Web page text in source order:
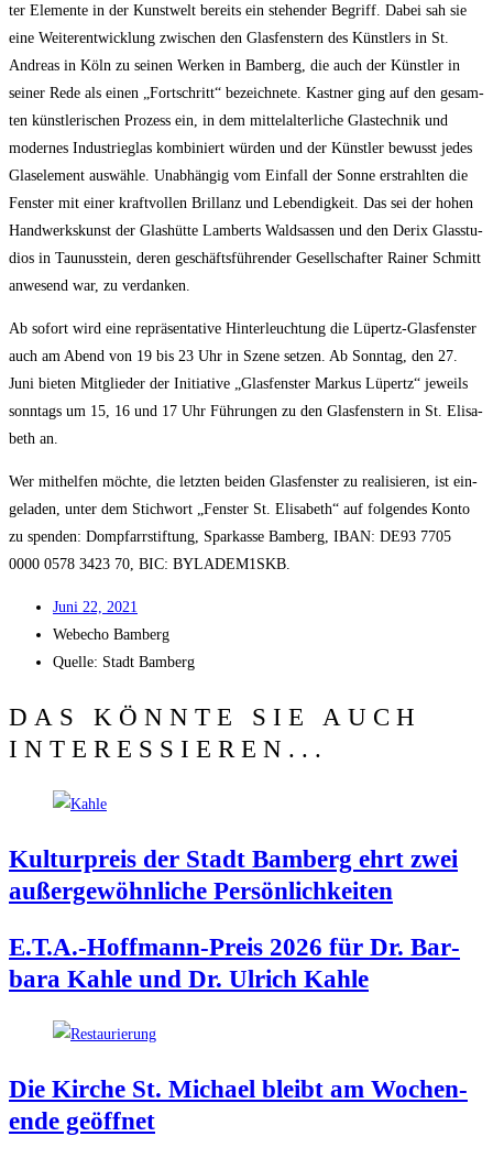
ter Ele­men­te in der Kunst­welt bereits ein ste­hen­der Begriff. Dabei sah sie
eine Wei­ter­ent­wick­lung zwi­schen den Glas­fens­tern des Künst­lers in St.
Andre­as in Köln zu sei­nen Wer­ken in Bam­berg, die auch der Künst­ler in
sei­ner Rede als einen „Fort­schritt“ bezeich­ne­te. Kast­ner ging auf den gesam­
ten künst­le­ri­schen Pro­zess ein, in dem mit­tel­al­ter­li­che Glas­tech­nik und
moder­nes Indus­trie­glas kom­bi­niert wür­den und der Künst­ler bewusst jedes
Glas­ele­ment aus­wäh­le. Unab­hän­gig vom Ein­fall der Son­ne erstrahl­ten die
Fens­ter mit einer kraft­vol­len Bril­lanz und Leben­dig­keit. Das sei der hohen
Hand­werks­kunst der Glas­hüt­te Lam­berts Wald­sas­sen und den Derix Glas­stu­
di­os in Tau­nus­stein, deren geschäfts­füh­ren­der Gesell­schaf­ter Rai­ner Schmitt
anwe­send war, zu verdanken.
Ab sofort wird eine reprä­sen­ta­ti­ve Hin­ter­leuch­tung die Lüpertz-Glas­fens­ter
auch am Abend von 19 bis 23 Uhr in Sze­ne set­zen. Ab Sonn­tag, den 27.
Juni bie­ten Mit­glie­der der Initia­ti­ve „Glas­fens­ter Mar­kus Lüpertz“ jeweils
sonn­tags um 15, 16 und 17 Uhr Füh­run­gen zu den Glas­fens­tern in St. Eli­sa­
beth an.
Wer mit­hel­fen möch­te, die letz­ten bei­den Glas­fens­ter zu rea­li­sie­ren, ist ein­
ge­la­den, unter dem Stich­wort „Fens­ter St. Eli­sa­beth“ auf fol­gen­des Kon­to
zu spen­den: Dom­pfarr­stif­tung, Spar­kas­se Bam­berg, IBAN: DE93 7705
0000 0578 3423 70, BIC: BYLADEM1SKB.
Juni 22, 2021
Web­echo Bamberg
Quel­le: Stadt Bamberg
DAS KÖNNTE SIE AUCH
INTERESSIEREN...
Kul­tur­preis der Stadt Bam­berg ehrt zwei
außer­ge­wöhn­li­che Persönlichkeiten
E.T.A.-Hoffmann-Preis 2026 für Dr. Bar­
ba­ra Kah­le und Dr. Ulrich Kahle
Die Kir­che St. Micha­el bleibt am Wochen­
en­de geöffnet